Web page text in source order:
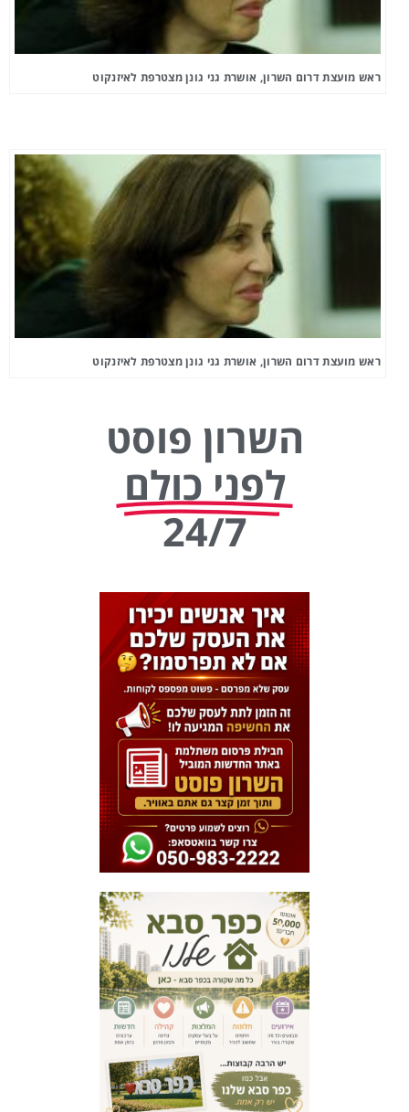
ראש מועצת דרום השרון, אושרת גני גונן מצטרפת לאיזנקוט
ראש מועצת דרום השרון, אושרת גני גונן מצטרפת לאיזנקוט
השרון פוסט
לפני כולם
24/7